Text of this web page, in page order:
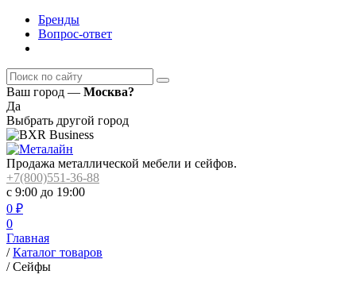
Бренды
Вопрос-ответ
Ваш город — Москва?
Да
Выбрать другой город
Продажа металлической мебели и сейфов.
+7(800)551-36-88
с 9:00 до 19:00
0 ₽
0
Главная
/ Каталог товаров
/ Сейфы